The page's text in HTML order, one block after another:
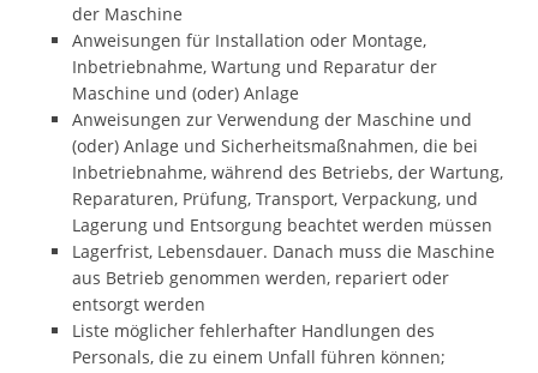
der Maschine
Anweisungen für Installation oder Montage,
Inbetriebnahme, Wartung und Reparatur der
Maschine und (oder) Anlage
Anweisungen zur Verwendung der Maschine und
(oder) Anlage und Sicherheitsmaßnahmen, die bei
Inbetriebnahme, während des Betriebs, der Wartung,
Reparaturen, Prüfung, Transport, Verpackung, und
Lagerung und Entsorgung beachtet werden müssen
Lagerfrist, Lebensdauer. Danach muss die Maschine
aus Betrieb genommen werden, repariert oder
entsorgt werden
Liste möglicher fehlerhafter Handlungen des
Personals, die zu einem Unfall führen können;